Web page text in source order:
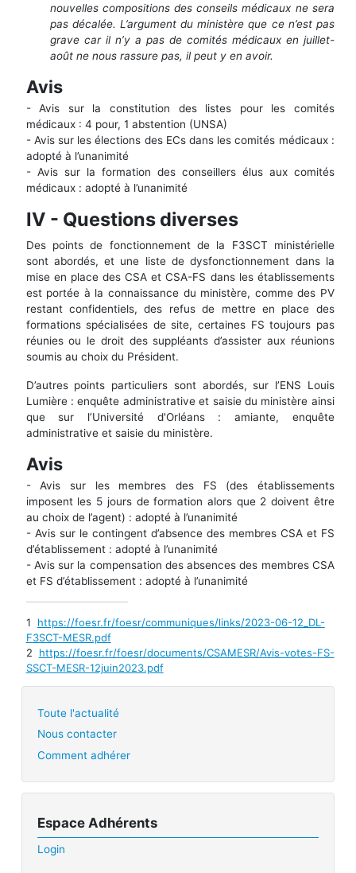
nouvelles compositions des conseils médicaux ne sera
pas décalée. L’argument du ministère que ce n’est pas
grave car il n’y a pas de comités médicaux en juillet-
août ne nous rassure pas, il peut y en avoir.
Avis
- Avis sur la constitution des listes pour les comités
médicaux : 4 pour, 1 abstention (UNSA)
- Avis sur les élections des ECs dans les comités médicaux :
adopté à l’unanimité
- Avis sur la formation des conseillers élus aux comités
médicaux : adopté à l’unanimité
IV - Questions diverses
Des points de fonctionnement de la F3SCT ministérielle
sont abordés, et une liste de dysfonctionnement dans la
mise en place des CSA et CSA-FS dans les établissements
est portée à la connaissance du ministère, comme des PV
restant confidentiels, des refus de mettre en place des
formations spécialisées de site, certaines FS toujours pas
réunies ou le droit des suppléants d’assister aux réunions
soumis au choix du Président.
D’autres points particuliers sont abordés, sur l’ENS Louis
Lumière : enquête administrative et saisie du ministère ainsi
que sur l’Université d'Orléans : amiante, enquête
administrative et saisie du ministère.
Avis
- Avis sur les membres des FS (des établissements
imposent les 5 jours de formation alors que 2 doivent être
au choix de l’agent) : adopté à l’unanimité
- Avis sur le contingent d’absence des membres CSA et FS
d’établissement : adopté à l’unanimité
- Avis sur la compensation des absences des membres CSA
et FS d’établissement : adopté à l’unanimité
1
https://foesr.fr/foesr/communiques/links/2023-06-12_DL-
F3SCT-MESR.pdf
2
https://foesr.fr/foesr/documents/CSAMESR/Avis-votes-FS-
SSCT-MESR-12juin2023.pdf
Toute l'actualité
Nous contacter
Comment adhérer
Espace Adhérents
Login